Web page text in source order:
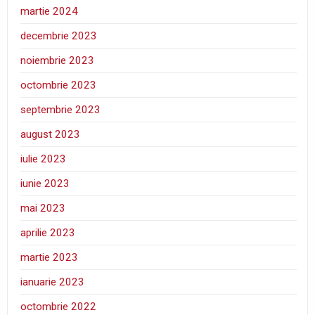
martie 2024
decembrie 2023
noiembrie 2023
octombrie 2023
septembrie 2023
august 2023
iulie 2023
iunie 2023
mai 2023
aprilie 2023
martie 2023
ianuarie 2023
octombrie 2022